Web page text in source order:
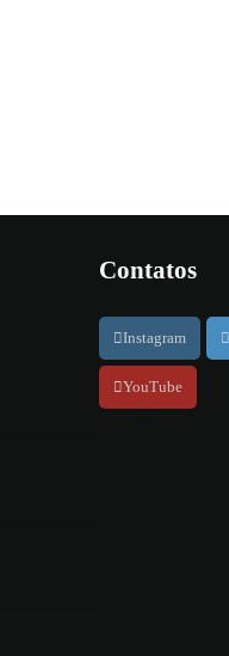
Contatos
Instagram
YouTube